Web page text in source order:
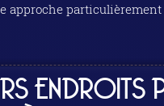
approche
ENDROITS